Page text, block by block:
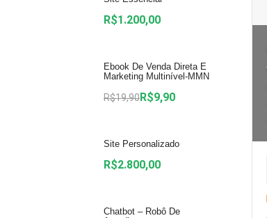
R$1.200,00
Ebook De Venda Direta E
Marketing Multinível-MMN
R$19,90R$9,90
Site Personalizado
R$2.800,00
Chatbot – Robô De